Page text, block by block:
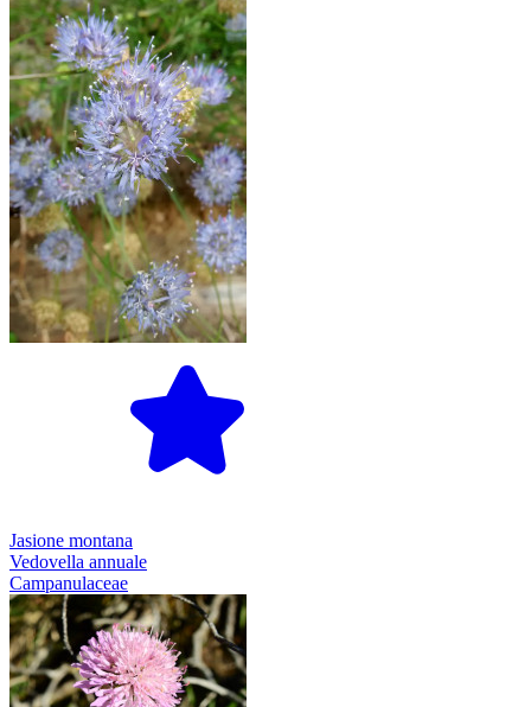
Jasione montana
Vedovella annuale
Campanulaceae